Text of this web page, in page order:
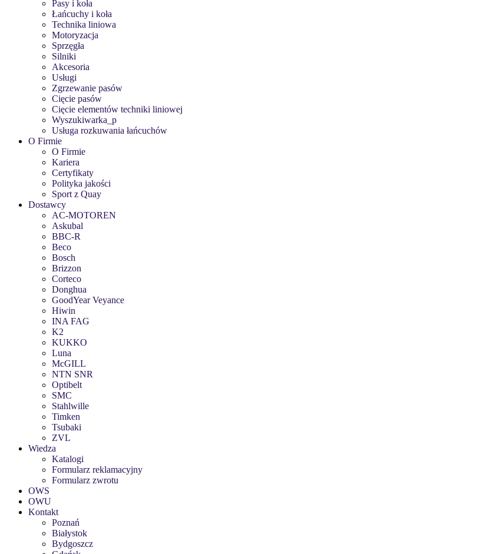
Pasy i koła
Łańcuchy i koła
Technika liniowa
Motoryzacja
Sprzęgła
Silniki
Akcesoria
Usługi
Zgrzewanie pasów
Cięcie pasów
Cięcie elementów techniki liniowej
Wyszukiwarka_p
Usługa rozkuwania łańcuchów
O Firmie
O Firmie
Kariera
Certyfikaty
Polityka jakości
Sport z Quay
Dostawcy
AC-MOTOREN
Askubal
BBC-R
Beco
Bosch
Brizzon
Corteco
Donghua
GoodYear Veyance
Hiwin
INA FAG
K2
KUKKO
Luna
McGILL
NTN SNR
Optibelt
SMC
Stahlwille
Timken
Tsubaki
ZVL
Wiedza
Katalogi
Formularz reklamacyjny
Formularz zwrotu
OWS
OWU
Kontakt
Poznań
Białystok
Bydgoszcz